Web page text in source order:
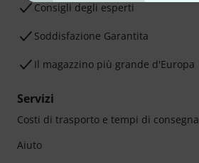
Consigli degli esperti
Soddisfazione Garantita
Il magazzino più grande d'Europa
Servizi
Costi di trasporto e tempi di consegna
Aiuto